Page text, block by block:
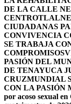
DE LA CALLE
CENTRO
CIUDADANAS
CONVIVENCIA
SE TRABAJA
COMPROMISOS
PASIÓN DEL
DE TENAYUCA
CRUZMUNDIAL
CON LA PASIÓN
por acoso sexual